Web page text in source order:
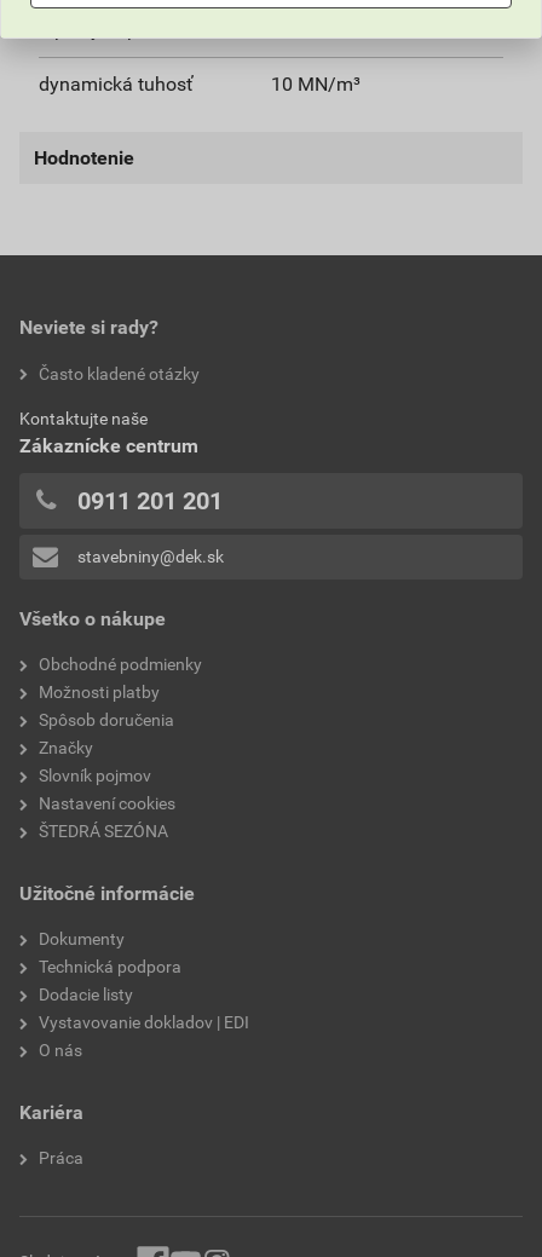
dynamická tuhosť 10 MN/m³
Hodnotenie
0,0
hodnotilo 0 užívateľov
Pridávať hodnotenie môže iba prihlásený užívateľ.
Všetko o nákupe
Obchodné podmienky
Možnosti platby
Spôsob doručenia
Značky
Slovník pojmov
Nastavení cookies
ŠTEDRÁ SEZÓNA
Užitočné informácie
Dokumenty
Technická podpora
Dodacie listy
Vystavovanie dokladov | EDI
O nás
Kariéra
Práca
Neviete si rady?
Často kladené otázky
Kontaktujte naše
Zákaznícke centrum
0911 201 201
stavebniny@dek.sk